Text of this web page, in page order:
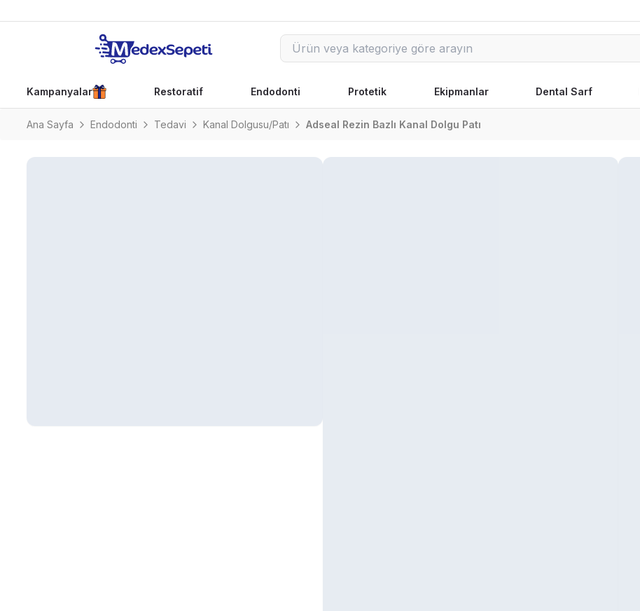
Kampanyalar Restoratif Endodonti Protetik Ekipmanlar Dental Sarf
Ana Sayfa Endodonti Tedavi Kanal Dolgusu/Patı Adseal Rezin Bazlı Kanal Dolgu Patı